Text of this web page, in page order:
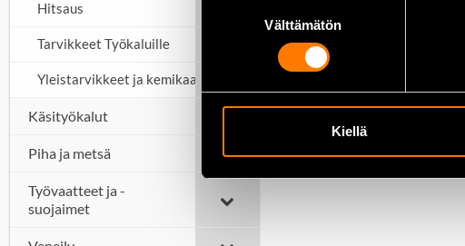
Välttämätön
Kiellä
Hitsaus
Tarvikkeet Työkaluille
Yleistarvikkeet ja kemikaalit
Käsityökalut
Piha ja metsä
Työvaatteet ja -
suojaimet